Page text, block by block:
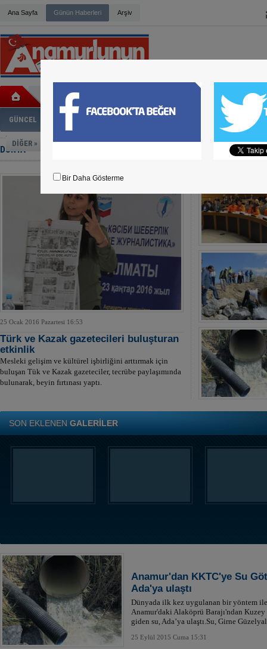
Ana Sayfa Günün Haberleri Arşiv
MERSİN İL BAŞKANI CENGİZ GÖKÇEL OLDU
ABANOZ YOLUNDA KAZA
BELEDİYE BAŞKANI DENİZ CHP DEN İSTİFA ETTİ
BÜYÜK YÖRÜK BULUŞMASI GERÇEKLEŞTİ
ANAMUR’DA WAFFLE’IN ADRESİ: BONNIE WAFFLE
BÜYÜK YÖRÜK BULUŞMASI SİZİ BEKLİYOR
HASAN UFUK ÇAKIR ANAMUR'DA
ANAMUR'DA HAZIR BETONA TEPKİ BÜYÜYOR
ANAMUR SANAYİ SİTESİNDEKİ TEHLİKE
ADD KONSERİNE YOĞUN İLGİ
ADD'DEN YAZA MERHABA KONSERİ
GÜNCEL ADLİ HABER
DİĞER »
DÜNYA
25 Ocak 2016 Pazartesi 16:53
Türk ve Kazak gazetecileri buluşturan
etkinlik
Mesleki gelişim ve kültürel işbirliğini arttırmak için
buluşan Tük ve Kazak gazeteciler, tecrübe paylaşımında
bulunarak, beyin fırtınası yaptı.
SON EKLENEN GALERİLER
Anamur'dan KKTC'ye Su
Ada'ya ulaştı
Dünyada ilk kez uygulanan bir yöntem
Anamur'daki Alaköprü Barajı'ndan
giden su, Ada’ya ulaştı.Su, Girne
25 Eylül 2015 Cuma 15:31
Bir Daha Gösterme